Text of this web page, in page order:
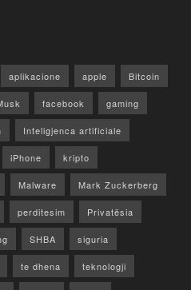
aplikacione apple Bitcoin
facebook gaming
Inteligjenca artificiale
iPhone kripto
Malware Mark Zuckerberg
perditesim Privatësia
SHBA siguria
te dhena teknologji